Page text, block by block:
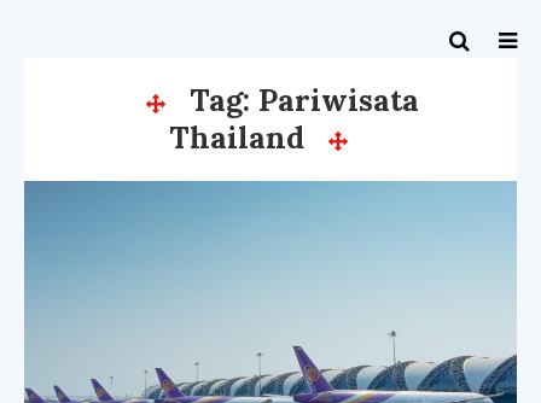
Tag: Pariwisata
Thailand